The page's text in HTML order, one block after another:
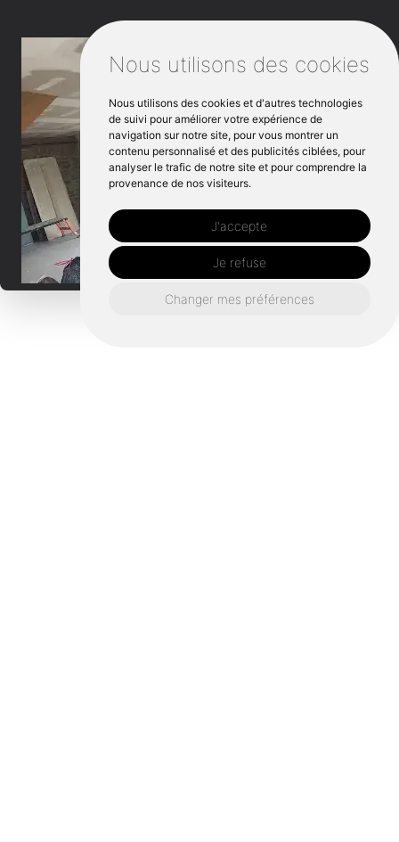
Nous utilisons des cookies
Nous utilisons des cookies et d'autres technologies
de suivi pour améliorer votre expérience de
navigation sur notre site, pour vous montrer un
contenu personnalisé et des publicités ciblées, pour
analyser le trafic de notre site et pour comprendre la
provenance de nos visiteurs.
J'accepte
Je refuse
Changer mes préférences